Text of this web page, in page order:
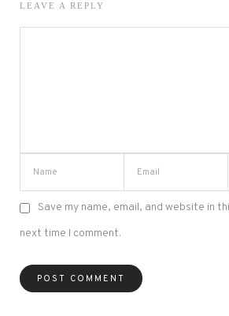
LEAVE A REPLY
Save my name, email, and website in
next time I comment.